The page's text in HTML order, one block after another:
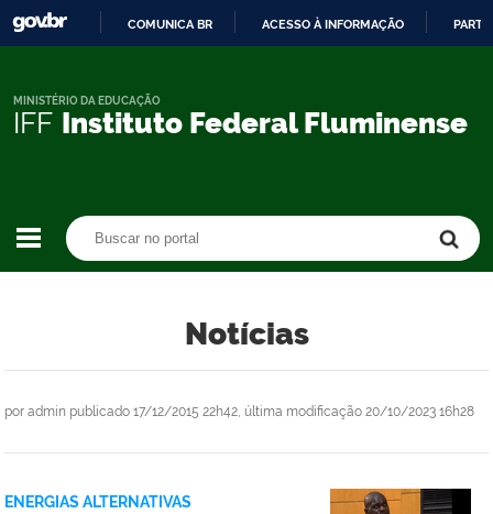
CONTEÚDO
COMUNICA BR ACESSO À INFORMAÇÃO
IFF Instituto Federal Fluminense
MINISTÉRIO DA EDUCAÇÃO
Notícias
por admin publicado 17/12/2015 22h42, última modificação 20/10/2023 16h28
ENERGIAS ALTERNATIVAS